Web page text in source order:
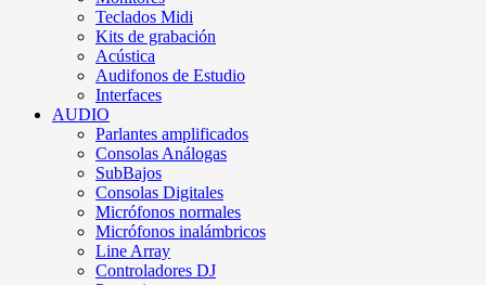
Teclados Midi
Kits de grabación
Acústica
Audifonos de Estudio
Interfaces
AUDIO
Parlantes amplificados
Consolas Análogas
SubBajos
Consolas Digitales
Micrófonos normales
Micrófonos inalámbricos
Line Array
Controladores DJ